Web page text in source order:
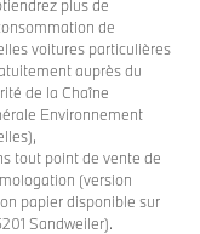
plus de
de
voitures particulières
auprès du
de la Chaîne
Environnement
tout point de vente de
(version
papier disponible sur
Sandweiler).